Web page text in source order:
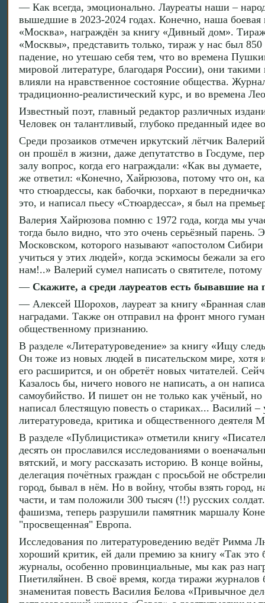
— Как всегда, эмоционально. Лауреаты наши –
вышедшие в 2023-2024 годах. Конечно, наша боевая
«Москва», награждён за книгу «Дивный дом».
«Москвы», представить только, тираж у нас был
падение, но утешаю себя тем, что во времена
мировой литературе, благодаря России), они
влияли на нравственное состояние общества.
традиционно-реалистический курс, и во времена
Известный поэт, главный редактор различных
Человек он талантливый, глубоко преданный идее
Среди прозаиков отмечен иркутский лётчик
он прошёл в жизни, даже депутатство в Госдуме,
залу вопрос, когда его награждали: «Как вы
же ответил: «Конечно, Хайрюзова, потому что он,
что стюардессы, как бабочки, порхают в
это, и написал пьесу «Стюардесса», я был на
Валерия Хайрюзова помню с 1972 года, когда мы
тогда было видно, что это очень серьёзный
Московском, которого называют «апостолом
учиться у этих людей», когда эскимосы бежали за
нам!..» Валерий сумел написать о святителе,
— Скажите, а среди лауреатов есть бывавшие на
— Алексей Шорохов, лауреат за книгу «Бранная
наградами. Также он отправил на фронт много
общественному признанию.
В разделе «Литературоведение» за книгу «Ищу
Он тоже из новых людей в писательском мире, хотя
его расширится, и он обретёт новых читателей.
Казалось бы, ничего нового не написать, а он
самоубийство. И пишет он не только как учёный,
написал блестящую повесть о стариках... Василий –
литературоведа, критика и общественного
В разделе «Публицистика» отметили книгу
десять он прославился исследованиями о
вятский, и могу рассказать историю. В конце
делегация почётных граждан с просьбой не
город, бывал в нём. Но в войну, чтобы взять город,
части, и там положили 300 тысяч (!!) русских
фашизма, теперь разрушили памятник маршалу
"просвещенная" Европа.
Исследования по литературоведению ведёт Римма
хороший критик, ей дали премию за книгу «Так
журналы, особенно провинциальные, мы как раз
Пиетиляйнен. В своё время, когда тиражи
знаменитая повесть Василия Белова «Привычное